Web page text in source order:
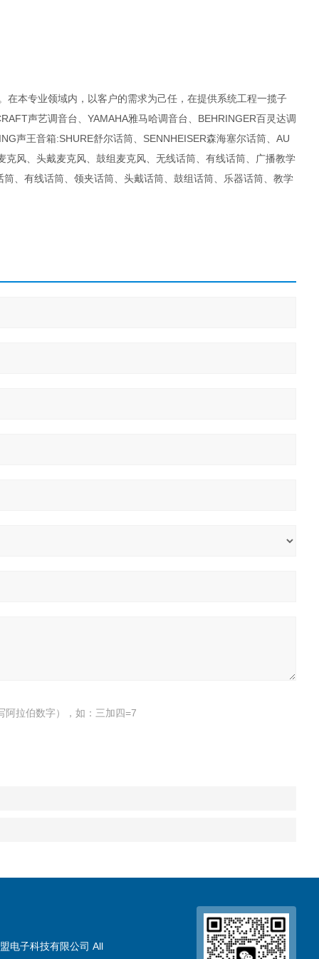
本专业领域内，以客户的需求为己任，在提供系统工程一揽子
声艺调音台、YAMAHA雅马哈调音台、BEHRINGER百灵达调
声王音箱:SHURE舒尔话筒、SENNHEISER森海塞尔话筒、AU
风、头戴麦克风、鼓组麦克风、无线话筒、有线话筒、广播教学
、有线话筒、领夹话筒、头戴话筒、鼓组话筒、乐器话筒、教学
阿拉伯数字），如：三加四=7
电子科技有限公司 All